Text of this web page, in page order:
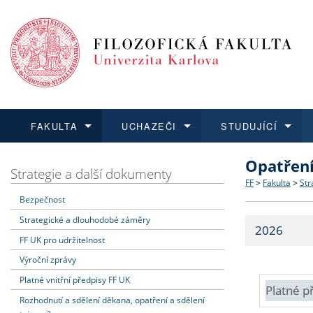
FAKULTA
Dozvědět se více
Struktura
Strategie
Fakultní
UCHAZEČI
Podat přihlášku
Co
Učitelské
STUDUJÍCÍ
Dozvědět se více
Dozvědět se více
O vědě a
Dozvědět se více
Aktuální
Strategie a další dokumenty
Bezpečnost
Strategické a dlouhodobé záměry
FF UK pro udržitelnost
Výroční zprávy
Platné vnitřní předpisy FF UK
Rozhodnutí a sdělení děkana, opatření a sdělení
FF > Fakulta >
2026
Platné